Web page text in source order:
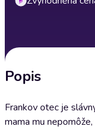
Popis
Frankov otec je
mama mu